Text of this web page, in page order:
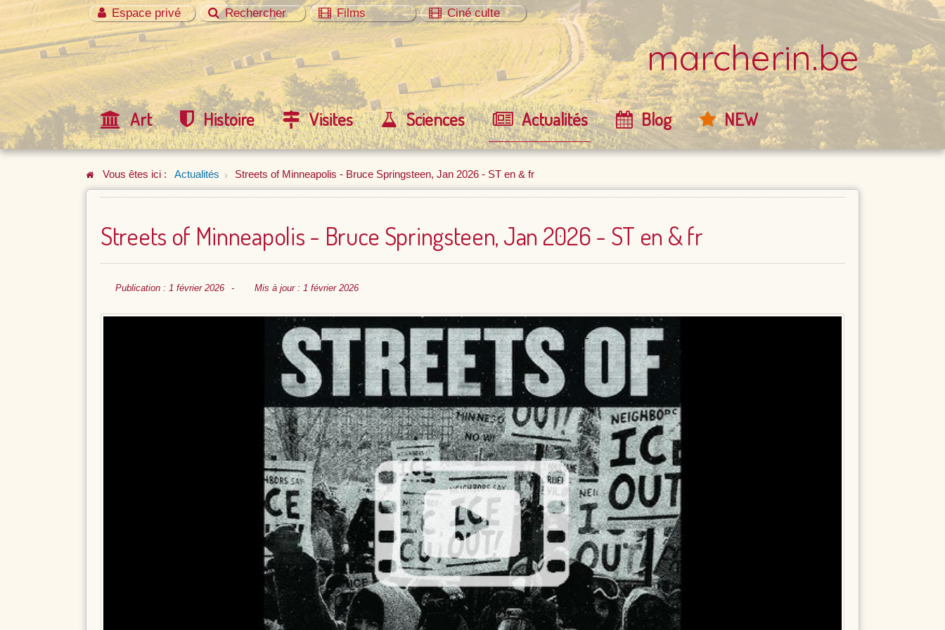
Espace privé Rechercher Films Ciné culte
marcherin.be
Art Histoire Visites Sciences Actualités Blog NEW
Vous êtes ici : Actualités Streets of Minneapolis - Bruce Springsteen, Jan 2026 - ST en & fr
Streets of Minneapolis - Bruce Springsteen, Jan 2026 - ST en & fr
Publication : 1 février 2026 Mis à jour : 1 février 2026